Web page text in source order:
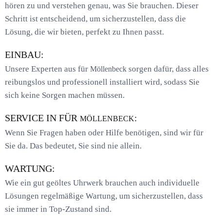
hören zu und verstehen genau, was Sie brauchen. Dieser
Schritt ist entscheidend, um sicherzustellen, dass die
Lösung, die wir bieten, perfekt zu Ihnen passt.
EINBAU:
Unsere Experten aus für Möllenbeck sorgen dafür, dass alles
reibungslos und professionell installiert wird, sodass Sie
sich keine Sorgen machen müssen.
SERVICE IN FÜR MÖLLENBECK:
Wenn Sie Fragen haben oder Hilfe benötigen, sind wir für
Sie da. Das bedeutet, Sie sind nie allein.
WARTUNG:
Wie ein gut geöltes Uhrwerk brauchen auch individuelle
Lösungen regelmäßige Wartung, um sicherzustellen, dass
sie immer in Top-Zustand sind.